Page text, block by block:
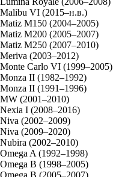
Malibu VI (2015–н.в.)
Matiz M150 (2004–2005)
Matiz M200 (2005–2007)
Matiz M250 (2007–2010)
Meriva (2003–2012)
Monte Carlo VI (1999–2005)
Monza II (1982–1992)
Monza II (1991–1996)
MW (2001–2010)
Nexia I (2008–2016)
Niva (2002–2009)
Niva (2009–2020)
Nubira (2002–2010)
Omega A (1992–1998)
Omega B (1998–2005)
Omega B (2005–2007)